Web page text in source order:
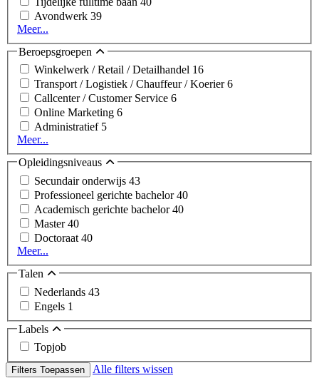
Avondwerk 39
Meer...
Beroepsgroepen
Winkelwerk / Retail / Detailhandel 16
Transport / Logistiek / Chauffeur / Koerier6
Callcenter / Customer Service 6
Online Marketing 6
Administratief 5
Meer...
Opleidingsniveaus
Secundair onderwijs 43
Professioneel gerichte bachelor40
Academisch gerichte bachelor40
Master40
Doctoraat 40
Meer...
Talen
Nederlands 43
Engels 1
Labels
Topjob
Filters Toepassen Alle filters wissen